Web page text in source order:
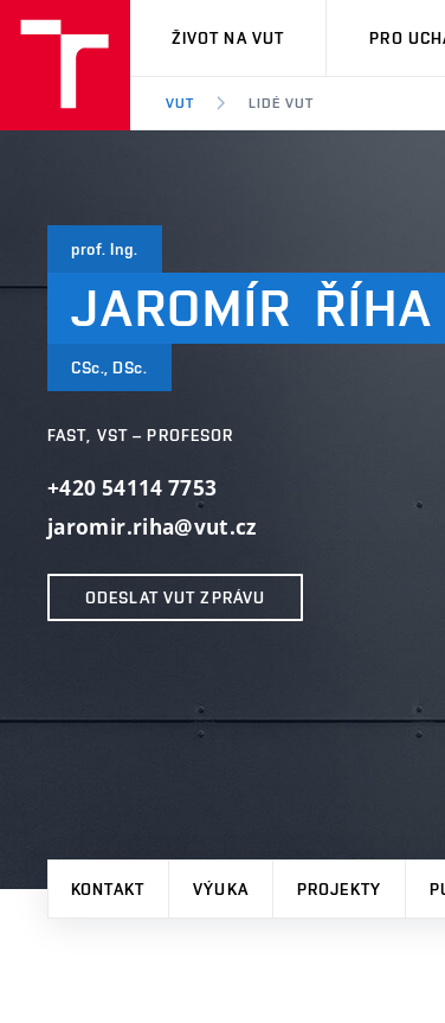
VUT
ŽIVOT NA VUT PRO
VUT LIDÉ VUT
prof. Ing.
JAROMÍR ŘÍHA
CSc., DSc.
FAST, VST – PROFESOR
+420 54114 7753
jaromir.riha@vut.cz
ODESLAT VUT ZPRÁVU
KONTAKT VÝUKA PROJEKTY